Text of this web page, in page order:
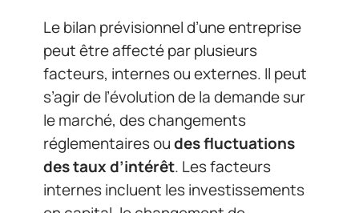
Le bilan prévisionnel d’une entreprise
peut être affecté par plusieurs
facteurs, internes ou externes. Il peut
s’agir de l’évolution de la demande sur
le marché, des changements
réglementaires oudes fluctuations
des taux d’intérêt. Les facteurs
internes incluent les investissements